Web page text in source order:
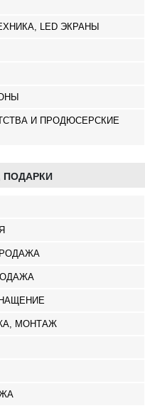
LED ЭКРАНЫ
И ПРОДЮСЕРСКИЕ
ПОДАРКИ
МОНТАЖ